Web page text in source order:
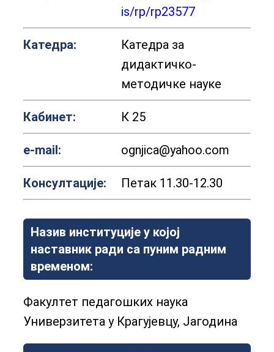
is/rp/rp23577
Катедра:
Катедра за
дидактичко-
методичке науке
Кабинет: К 25
е-mail: ognjica@yahoo.com
Консултације: Петак 11.30-12.30
Назив институције у којој
наставник ради са пуним радним
временом:
Факултет педагошких наука
Универзитета у Крагујевцу, Јагодина